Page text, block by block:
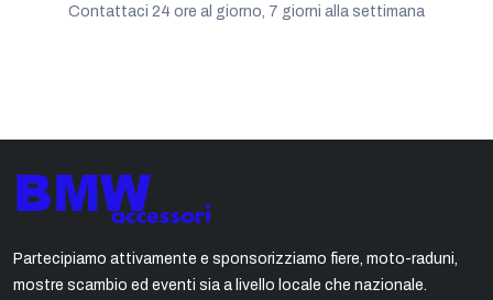
Contattaci 24 ore al giorno, 7 giorni alla settimana
Partecipiamo attivamente e sponsorizziamo fiere, moto-raduni,
mostre scambio ed eventi sia a livello locale che nazionale.